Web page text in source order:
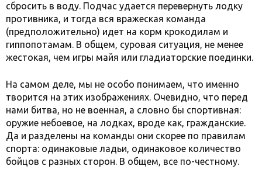
сбросить в воду. Подчас удается перевернуть лодку
противника, и тогда вся вражеская команда
(предположительно) идет на корм крокодилам и
гиппопотамам. В общем, суровая ситуация, не менее
жестокая, чем игры майя или гладиаторские поединки.
На самом деле, мы не особо понимаем, что именно
творится на этих изображениях. Очевидно, что перед
нами битва, но не военная, а словно бы спортивная:
оружие небоевое, на лодках, вроде как, гражданские.
Да и разделены на команды они скорее по правилам
спорта: одинаковые ладьи, одинаковое количество
бойцов с разных сторон. В общем, все по-честному.